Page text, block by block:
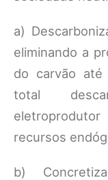
a)
eliminando a
do carvão
total
recursos
b)